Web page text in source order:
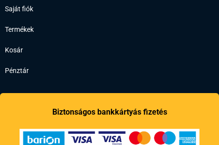
Saját fiók
Termékek
Kosár
Pénztár
Biztonságos bankkártyás fizetés